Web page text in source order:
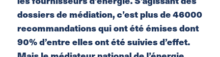
dossiers de médiation, c’est plus de 46000
recommandations qui ont été émises dont
90% d’entre elles ont été suivies d’effet.